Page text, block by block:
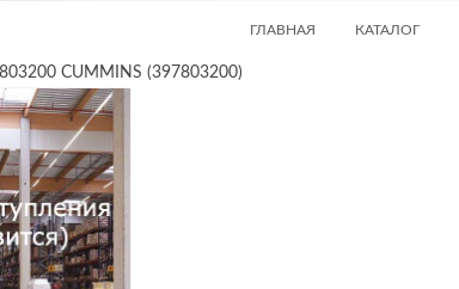
ГЛАВНАЯ КАТАЛОГ
CUMMINS (397803200)